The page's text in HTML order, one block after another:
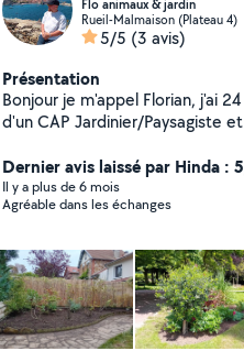
Flo animaux & jardin
Rueil-Malmaison (Plateau 4)
5/5 (3 avis)
Présentation
Bonjour je m'appel Florian, j'ai
d'un CAP Jardinier/Paysagiste
chiens. Je peux éventuellement
animaux ( chiens , lapin..). Pour
promenés et pour les autres
disponibilités. Ainsi en tant que
peux faire : Ramassages de
Désherbages, Arrosage, Taille
Dernier avis laissé par Hinda :
Il y a plus de 6 mois
Agréable dans les échanges